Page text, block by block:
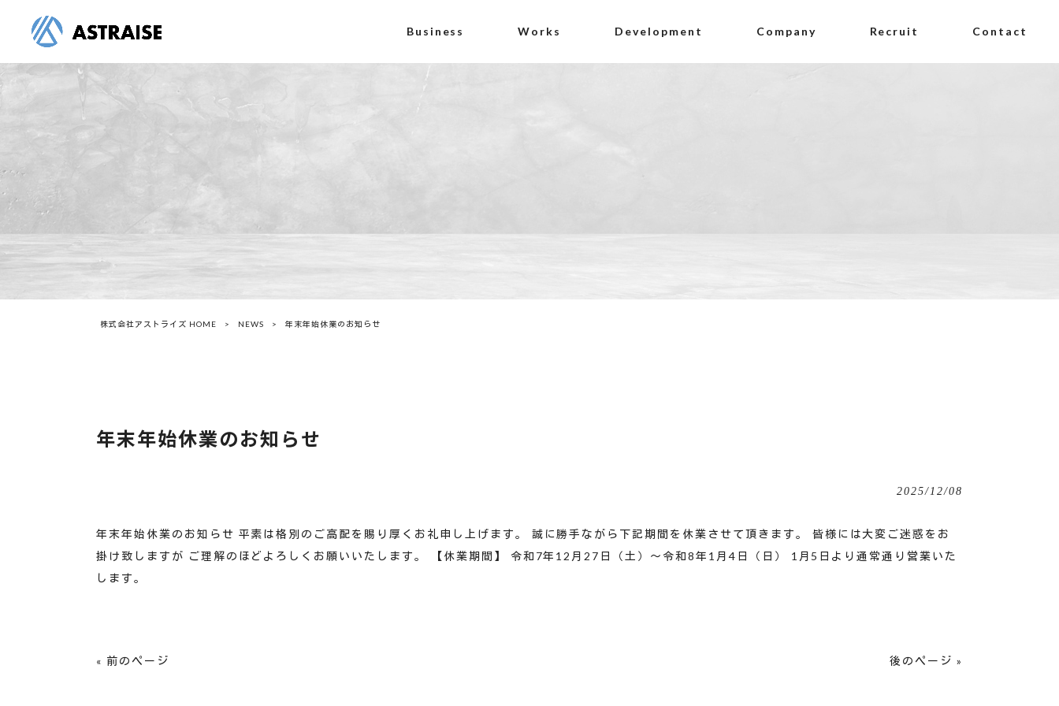
Business Works Development Company Recruit Contact
株式会社アストライズ HOME > NEWS > 年末年始休業のお知らせ
年末年始休業のお知らせ
2025/12/08
年末年始休業のお知らせ 平素は格別のご高配を賜り厚くお礼申し上げます。 誠に勝手ながら下記期間を休業させて頂きます。 皆様には大変ご迷惑をお
掛け致しますが ご理解のほどよろしくお願いいたします。 【休業期間】 令和7年12月27日（土）～令和8年1月4日（日） 1月5日より通常通り営業いた
します。
« 前のページ 後のページ »